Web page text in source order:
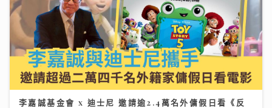
港股下半年布局關鍵：專家拆解「七翻身」真偽 聚焦北
水與AI新趨勢